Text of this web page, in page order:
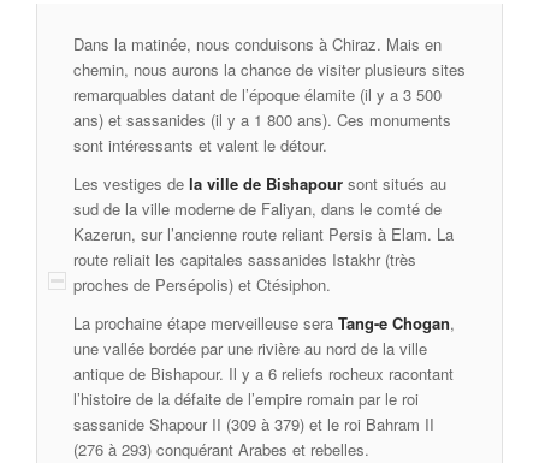
Dans la matinée, nous conduisons à Chiraz. Mais en
chemin, nous aurons la chance de visiter plusieurs sites
remarquables datant de l’époque élamite (il y a 3 500
ans) et sassanides (il y a 1 800 ans). Ces monuments
sont intéressants et valent le détour.
Les vestiges de la ville de Bishapour sont situés au
sud de la ville moderne de Faliyan, dans le comté de
Kazerun, sur l’ancienne route reliant Persis à Elam. La
route reliait les capitales sassanides Istakhr (très
proches de Persépolis) et Ctésiphon.
La prochaine étape merveilleuse sera Tang-e Chogan,
une vallée bordée par une rivière au nord de la ville
antique de Bishapour. Il y a 6 reliefs rocheux racontant
l’histoire de la défaite de l’empire romain par le roi
sassanide Shapour II (309 à 379) et le roi Bahram II
(276 à 293) conquérant Arabes et rebelles.